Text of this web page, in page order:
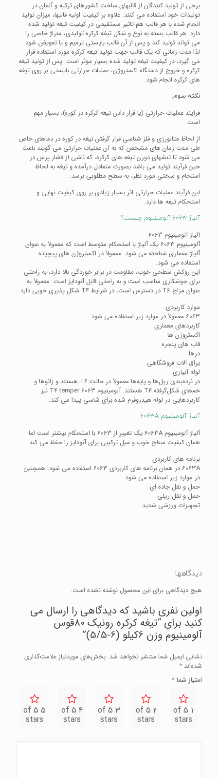
برخی از تولید کنندگان از قالبهای ساخت کشورهای ترکیه و آلمان در
تولیدات خود استفاده می کنند. علاوه بر کیفیت اولیه قالبها، میزان تولید
انجام شده با هر قالب هم تاثیر مستقیمی در کیفیت تیغه تولید شده
دارد. هر قالب بسته به نوع و شکل تیغه کرکره تولیدی، متراژ خاصی را
می تواند تولید کند و پس از آن قالب بایستی ترمیم و یا تعویض شود.
لذا مدت زمانی که یک قالب جهت تولید تیغه کرکره مورد استفاده قرار
می گیرد، در کیفیت تیغه تولید شده بسیار موثر است. پس از تولید تیغه
کرکره و خروج از دستگاه اکستروژن، عملیات حرارتی بایستی بر روی تیغه
های کرکره انجام شود.
نکته سوم:
فرآیند عملیات حرارتی (یا قرار دادن تیغه کرکره در کوره)، بسیار مهم
است.
از لحاظ متالورژی و فلز شناسی قرار گرفتن تیغه در کوره در دماهای خاص
طی مدت زمان های مشخص که به آن عملیات حرارتی می گویند باعث
می شود تا تنشهای دورن تیغه های کرکره، که ناشی از فشار پرس در
حین فرآیند تولید می باشد بصورت متعادل درآمده و تیغه به لحاظ
استحام و سختی مورد نظر، به سطح مطلوبی برسد.
این فرآیند عملیات حرارتی اثر بسیار زیادی بر روی کیفیت نهایی و
استحکام تیغه ها دارد.
آلیاژ 6063 آلومینیوم چیست؟
آلیاژ آلومینیوم 6063
آلومینیوم 6063 یک آلیاژ با استحکام متوسط است که معمولاً به عنوان
آلیاژ معماری شناخته می شود. معمولاً در اکستروژن های پیچیده
استفاده می شود.
این روکش سطحی خوب، مقاومت در برابر خوردگی بالا دارد، به راحتی
برای جوشکاری مناسب است و به راحتی قابل آنودایز است. معمولاً به
عنوان مزاج T6 در دسترس است، در شرایط T4 شکل پذیری خوبی دارد.
موارد کاربردی:
6063 معمولاً در موارد زیر استفاده می شود:
کاربردهای معماری
اکستروژن ها
قاب های پنجره
درها
یراق آلات فروشگاهی
لوله آبیاری
در نرده‌بندی ریل‌ها و پایه‌ها معمولاً در حالت T6 هستند و زانوها و
خم‌های شکل‌گرفته T4 هستند. آلومینیوم T4 temper 6063 نیز
کاربردهایی در لوله هیدروفرم شده برای شاسی پیدا می کند.
آلیاژ آلومینیوم 6063A
آلیاژ آلومینیوم 6063A یک تغییر از 6063 با استحکام بیشتر است اما
همان کیفیت سطح خوب و میل ترکیبی برای آنودایز را حفظ می کند.
برنامه های کاربردی
6063A در همان برنامه های کاربردی 6063 استفاده می شود. همچنین
در موارد زیر استفاده می شود:
حمل و نقل جاده ای
حمل و نقل ریلی
تجهیزات ورزشی شدید
دیدگاهها
هیچ دیدگاهی برای این محصول نوشته نشده است.
اولین نفری باشید که دیدگاهی را ارسال می
کنید برای “تیغه کرکره رونیک 80قوس
آلومینیوم وزن 6کیلو (6-5/5)”
نشانی ایمیل شما منتشر نخواهد شد. بخش‌های موردنیاز علامت‌گذاری
شده‌اند *
امتیاز شما*
1 of 5
stars
2 of 5
stars
3 of 5
stars
4 of 5
stars
5 of 5
stars